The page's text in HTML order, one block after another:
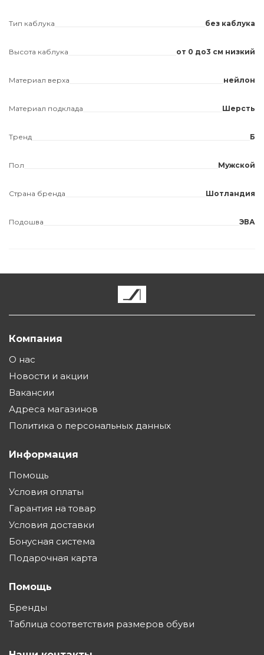
Тип каблука без каблука
Высота каблука от 0 до3 см низкий
Материал верха нейлон
Материал подклада Шерсть
Тренд Б
Пол Мужской
Страна бренда Шотландия
Подошва ЭВА
Компания
О нас
Новости и акции
Вакансии
Адреса магазинов
Политика о персональных данных
Информация
Помощь
Условия оплаты
Гарантия на товар
Условия доставки
Бонусная система
Подарочная карта
Помощь
Бренды
Таблица соответствия размеров обуви